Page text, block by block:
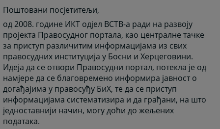
Поштовани посјетитељи,
од 2008. године ИКТ одјел ВСТВ-а ради на развоју
пројекта Правосудног портала, као централне тачке
за приступ различитим информацијама из свих
правосудних институција у Босни и Херцеговини.
Идеја да се отвори Правосудни портал, потекла је од
намјере да се благовремено информира јавност о
догађајима у правосуђу БиХ, те да се приступ
информацијама систематизира и да грађани, на што
једноставнији начин, могу доћи до жељених
података.